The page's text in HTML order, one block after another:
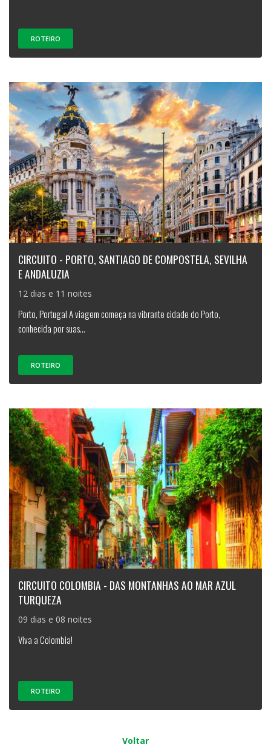
ROTEIRO
CIRCUITO - PORTO, SANTIAGO DE COMPOSTELA, SEVILHA
E ANDALUZIA
12 dias e 11 noites
Porto, Portugal A viagem começa na vibrante cidade do Porto,
conhecida por suas...
ROTEIRO
CIRCUITO COLOMBIA - DAS MONTANHAS AO MAR AZUL
TURQUEZA
09 dias e 08 noites
Viva a Colombia!
ROTEIRO
Voltar